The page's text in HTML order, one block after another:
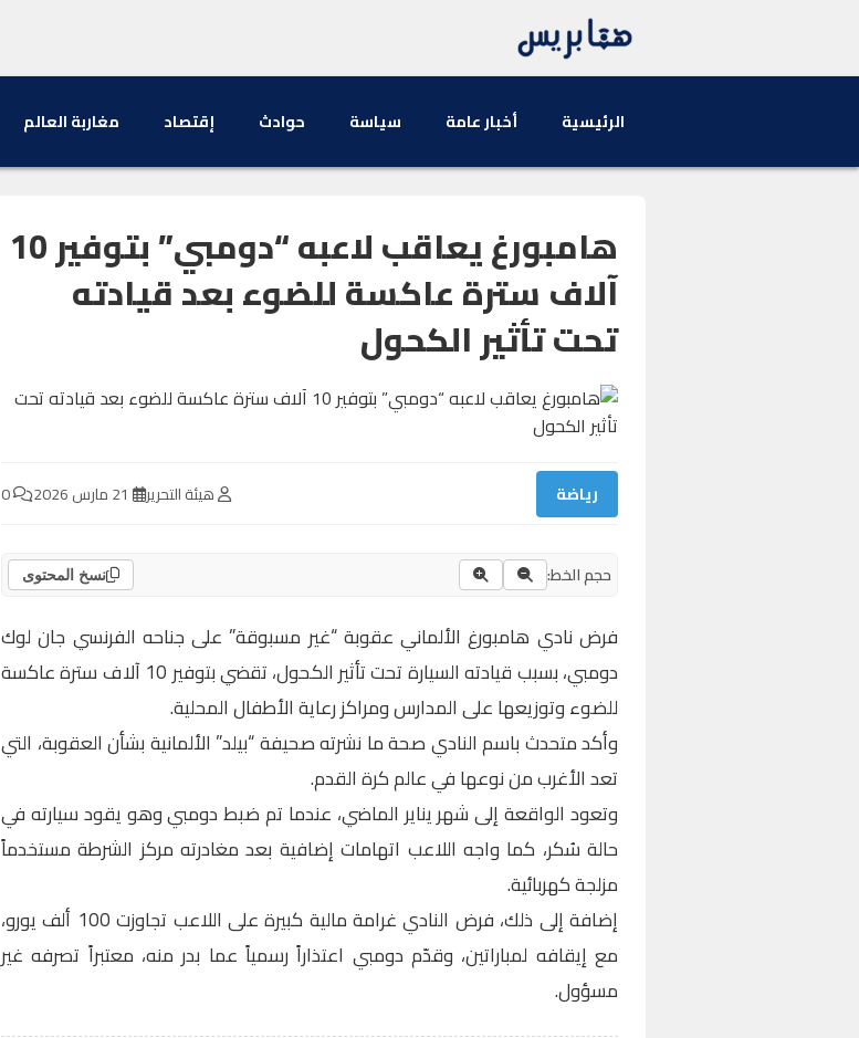
الرئيسية أخبار عامة سياسة حوادث إقتصاد مغاربة العالم
هامبورغ يعاقب لاعبه “دومبي” بتوفير 10
آلاف سترة عاكسة للضوء بعد قيادته
تحت تأثير الكحول
رياضة هيئة التحرير
حجم الخط: نسخ المحتوى
فرض نادي هامبورغ الألماني عقوبة “غير مسبوقة” على جناحه الفرنسي جان لوك
دومبي، بسبب قيادته السيارة تحت تأثير الكحول، تقضي بتوفير 10 آلاف سترة عاكسة
للضوء وتوزيعها على المدارس ومراكز رعاية الأطفال المحلية.
وأكد متحدث باسم النادي صحة ما نشرته صحيفة “بيلد” الألمانية بشأن العقوبة، التي
تعد الأغرب من نوعها في عالم كرة القدم.
وتعود الواقعة إلى شهر يناير الماضي، عندما تم ضبط دومبي وهو يقود سيارته في
حالة سُكر، كما واجه اللاعب اتهامات إضافية بعد مغادرته مركز الشرطة مستخدماً
مزلجة كهربائية.
إضافة إلى ذلك، فرض النادي غرامة مالية كبيرة على اللاعب تجاوزت 100 ألف يورو،
مع إيقافه لمباراتين، وقدّم دومبي اعتذاراً رسمياً عما بدر منه، معتبراً تصرفه غير
مسؤول.